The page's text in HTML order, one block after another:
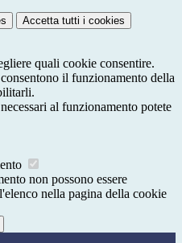
Accetta tutti i cookies
quali cookie consentire.
il funzionamento della
al funzionamento potete
non possono essere
nella pagina della cookie